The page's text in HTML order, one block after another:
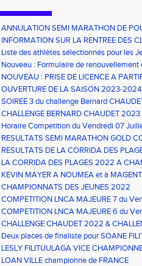
ANNULATION SEMI MARATHON DE
INFORMATION SUR LA RENTREE DES
Liste des athlètes sélectionnés pour les
2023
Nouveau : Formulaire de renouvellement
NOUVEAU : PRISE DE LICENCE A
2023
OUVERTURE DE LA SAISON 2023-
SOIREE 3 du challenge Bernard
CHALLENGE BERNARD CHAUDET 2023
Horaire Competition du Vendredi 07
RESULTATS SEMI MARATHON GOLD
RESULTATS DE LA CORRIDA DES
LA CORRIDA DES PLAGES 2022 A
KEVIN MAYER A NOUMEA et à
CHAMPIONNATS DES JEUNES 2022
COMPETITION LNCA MAJEURE 7 du
COMPETITION LNCA MAJEURE 6 du
2022
CHALLENGE CHAUDET 2022 &
Deux places de finaliste pour SOANE
championnats de France CADETS de
LESLY FILITUULAGA VICE
NC au DISQUE JUNIORS
LOAN VILLE championne de FRANCE